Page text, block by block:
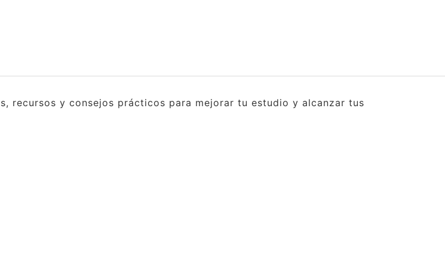
recursos y consejos prácticos para mejorar tu estudio y alcanzar tus